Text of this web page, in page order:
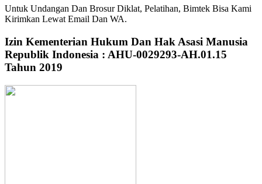
Untuk Undangan Dan Brosur Diklat, Pelatihan, Bimtek Bisa Kami
Kirimkan Lewat Email Dan WA.
Izin Kementerian Hukum Dan Hak Asasi Manusia
Republik Indonesia : AHU-0029293-AH.01.15
Tahun 2019